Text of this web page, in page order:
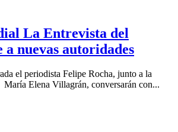
La Entrevista del
a nuevas autoridades
el periodista Felipe Rocha, junto a la
Elena Villagrán, conversarán con...